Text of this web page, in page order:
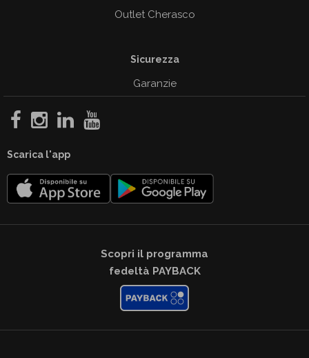
Outlet Cherasco
Sicurezza
Garanzie
Scarica l'app
Scopri il programma
fedeltà PAYBACK